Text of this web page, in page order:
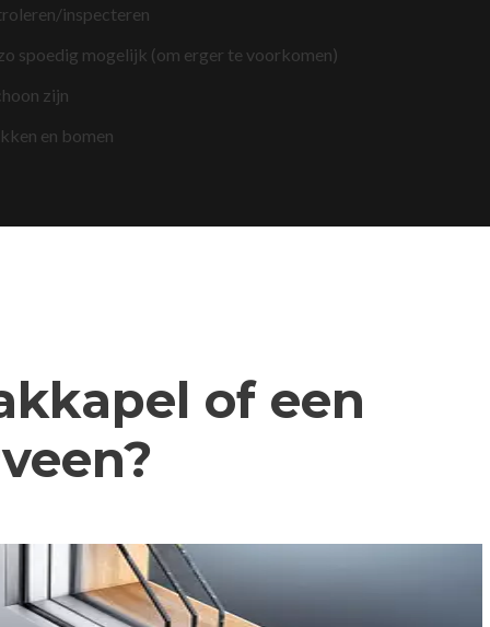
inspecteren
spoedig mogelijk (om erger te voorkomen)
zijn
en bomen
of een